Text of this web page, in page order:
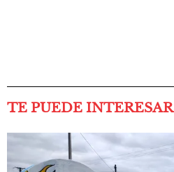
TE PUEDE INTERESAR